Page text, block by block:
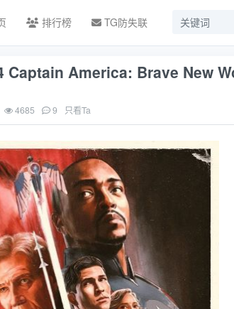
排行榜 TG防失联
Captain America: Brave New
4685 9 只看Ta